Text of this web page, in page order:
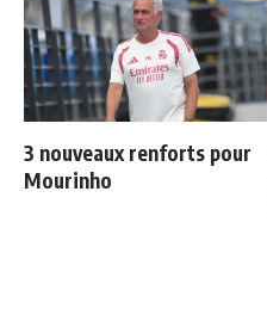
3 nouveaux renforts pour
Mourinho